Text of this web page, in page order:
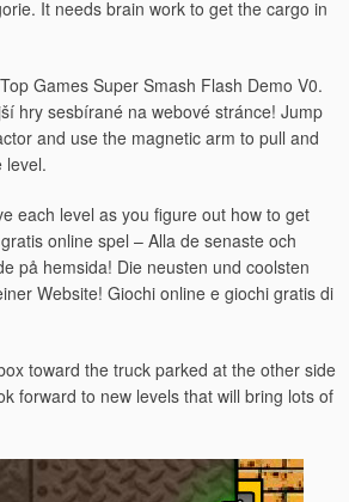
It needs brain work to get the cargo in
Games Super Smash Flash Demo V0.
hry sesbírané na webové stránce! Jump
and use the magnetic arm to pull and
level.
each level as you figure out how to get
online spel – Alla de senaste och
på hemsida! Die neusten und coolsten
Website! Giochi online e giochi gratis di
toward the truck parked at the other side
forward to new levels that will bring lots of